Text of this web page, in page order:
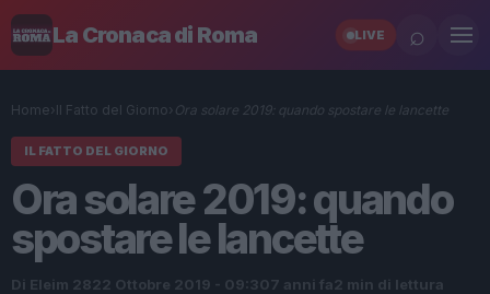
La Cronaca di Roma LIVE ⌕
Home› Il Fatto del Giorno› Ora solare 2019: quando spostare le lancette
IL FATTO DEL GIORNO
Ora solare 2019: quando
spostare le lancette
Di Eleim 2822 Ottobre 2019 - 09:307 anni fa2 min di lettura